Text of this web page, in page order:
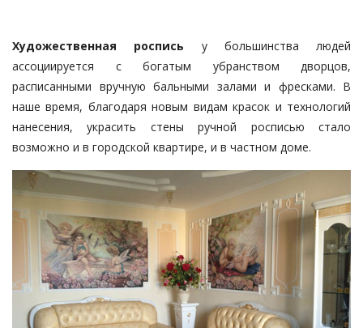
Новости
Статьи
Объявления
Контакты
Город: Колумбус
Художественная роспись у большинства людей
ассоциируется с богатым убранством дворцов,
расписанными вручную бальными залами и фресками. В
наше время, благодаря новым видам красок и технологий
нанесения, украсить стены ручной росписью стало
возможно и в городской квартире, и в частном доме.